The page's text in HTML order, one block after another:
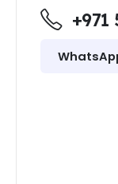
+971